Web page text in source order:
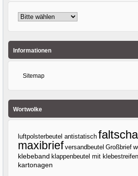
Informationen
Sitemap
Wortwolke
luftpolsterbeutel antistatisch
maxibrief versandbeutel Großbrief
klebeband klappenbeutel mit klebestreifen
kartonagen